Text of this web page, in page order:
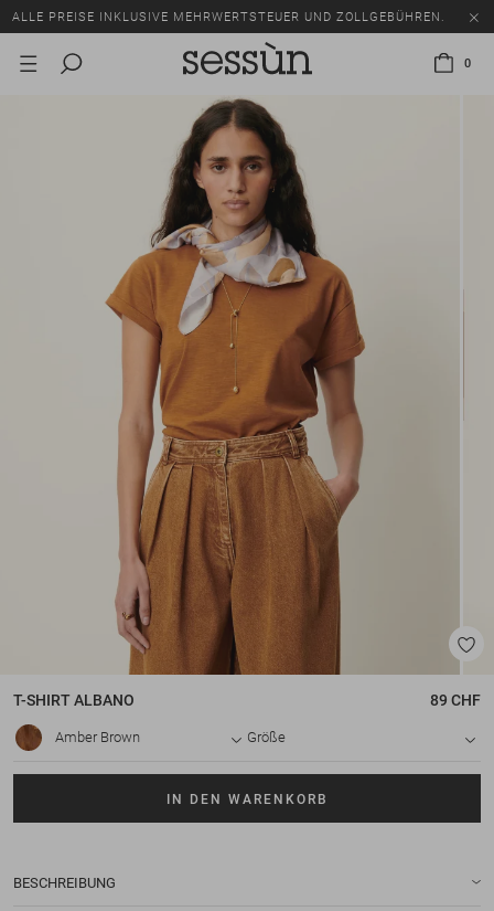
ALLE PREISE INKLUSIVE MEHRWERTSTEUER UND ZOLLGEBÜHREN.
SALE: BIS ZU -50% AUF EINE AUSWAHL AN ARTIKELN.
0
T-SHIRTALBANO 89 CHF
Amber Brown Größe
IN DEN WARENKORB
BESCHREIBUNG